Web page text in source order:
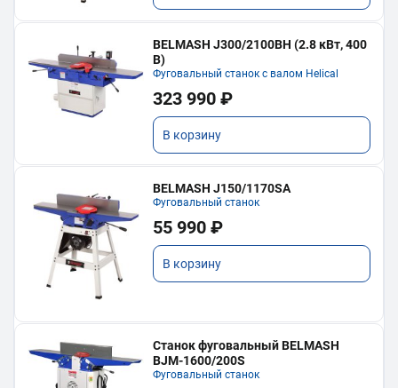
BELMASH J300/2100ВH (2.8 кВт, 400
В)
Фуговальный станок с валом Helical
323 990 ₽
В корзину
BELMASH J150/1170SA
Фуговальный станок
55 990 ₽
В корзину
Станок фуговальный BELMASH
BJM-1600/200S
Фуговальный станок